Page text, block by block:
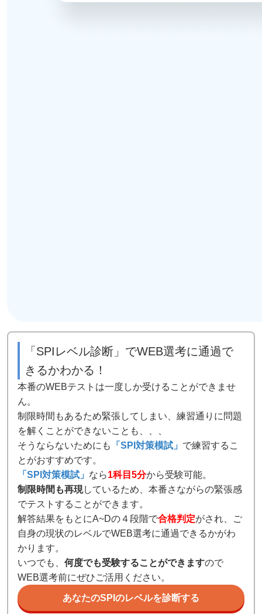
「SPIレベル診断」でWEB選考に通過で
きるかわかる！
本番のWEBテストは一度しか受けることができませ
ん。
制限時間もあるため緊張してしまい、練習通りに問題
を解くことができないことも、、、
そうならないためにも
「SPI対策模試」 で練習するこ
とがおすすめです。
「SPI対策模試」 なら1科目5分から受験可能。
制限時間も再現しているため、本番さながらの緊張感
でテストすることができます。
解答結果をもとにA~Dの４段階で合格判定がされ、ご
自身の現状のレベルでWEB選考に通過できるかがわ
かります。
いつでも、 何度でも受験することができますので
WEB選考前にぜひご活用ください。
あなたのSPIのレベルを診断する